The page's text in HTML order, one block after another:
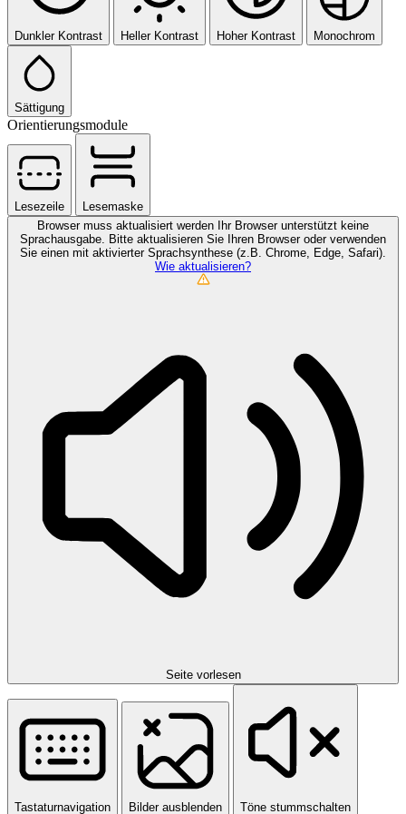
Dunkler Kontrast Heller Kontrast Hoher Kontrast Monochrom
Sättigung
Orientierungsmodule
Lesezeile
Lesemaske
Browser muss aktualisiert werden
Ihr Browser unterstützt keine
Sprachausgabe. Bitte aktualisieren Sie Ihren Browser oder verwenden
Sie einen mit aktivierter Sprachsynthese (z.B. Chrome, Edge, Safari).
Wie aktualisieren?
Seite vorlesen
Tastaturnavigation Bilder ausblenden Töne stummschalten